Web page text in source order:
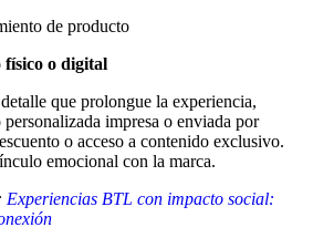
físico o digital
que prolongue la experiencia,
impresa o enviada por
o acceso a contenido exclusivo.
emocional con la marca.
Experiencias BTL con impacto social: